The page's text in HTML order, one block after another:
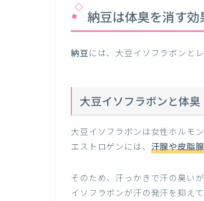
納豆は体臭を消す効
納豆には、大豆イソフラボンと
大豆イソフラボンと体臭
大豆イソフラボンは女性ホルモ
エストロゲンには、 汗腺や皮脂
そのため、汗っかきで汗の臭い
イソフラボンが汗の発汗を抑え